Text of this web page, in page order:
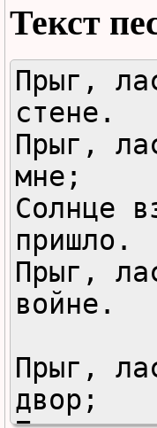
Текст
Прыг,
стене.
Прыг,
мне;
Солнце
пришло.
Прыг,
войне.
Прыг,
двор;